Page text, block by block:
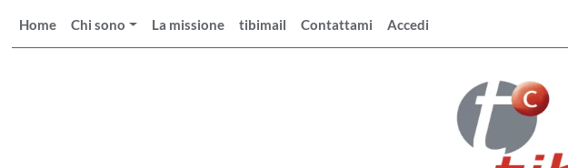
Home Chi sono La missione tibimail Contattami Accedi